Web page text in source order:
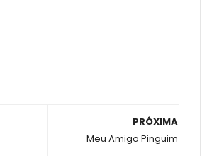
PRÓXIMA
Meu Amigo Pinguim